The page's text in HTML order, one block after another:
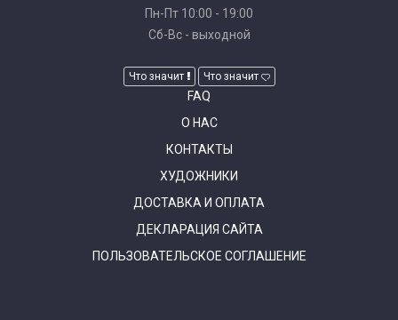
Пн-Пт 10:00 - 19:00
Сб-Вс - выходной
Что значит Что значит
FAQ
О НАС
КОНТАКТЫ
ХУДОЖНИКИ
ДОСТАВКА И ОПЛАТА
ДЕКЛАРАЦИЯ САЙТА
ПОЛЬЗОВАТЕЛЬСКОЕ СОГЛАШЕНИЕ